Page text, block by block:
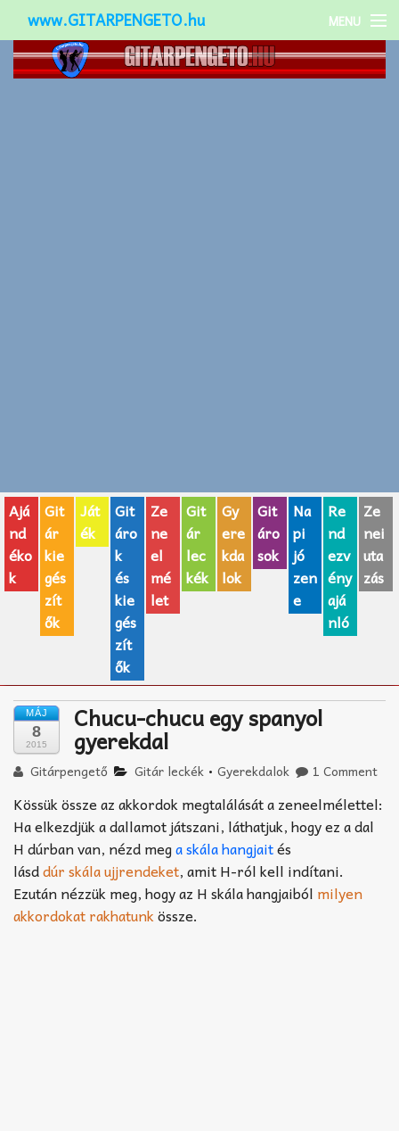
www.GITARPENGETO.hu MENU
Népszerű-
AJÁNDÉK ÖTLETEK
Vicces
GITÁR MÁRKÁK
TOP100 nóta
Zeneiskolák
Zeneszerzés alapjai
Akkord-kotta
TABok
Improvizáció
Ajá
nd
éko
k
Git
ár
kie
gés
zít
ők
Ját
ék
Git
áro
k
és
kie
gés
zít
ők
Ze
ne
el
mé
let
Git
ár
lec
kék
Gy
ere
kda
lok
Git
áro
sok
Na
pi
jó
zen
e
Re
nd
ezv
ény
ajá
nló
Ze
nei
uta
zás
MÁJ
8
2015
Chucu-chucu egy spanyol
gyerekdal
Gitárpengető Gitár leckék •Gyerekdalok 1 Comment
Kössük össze az akkordok megtalálását a zeneelmélettel:
Ha elkezdjük a dallamot játszani, láthatjuk, hogy ez a dal
H dúrban van, nézd mega skála hangjaités
lásddúr skála ujjrendeket, amit H-ról kell indítani.
Ezután nézzük meg, hogy az H skála hangjaiból milyen
akkordokat rakhatunkössze.